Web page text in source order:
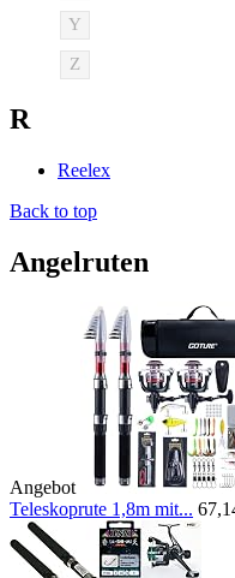
Y
Z
R
Reelex
Back to top
Angelruten
Angebot
Teleskoprute 1,8m mit...